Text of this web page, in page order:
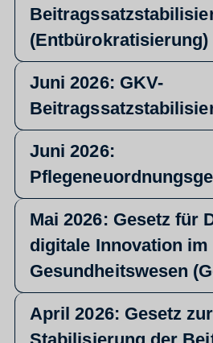
(Entbürokratisierung)
Juni 2026: GKV-
Juni 2026:
Mai 2026: Gesetz für
digitale Innovation im
Gesundheitswesen
April 2026: Gesetz zur